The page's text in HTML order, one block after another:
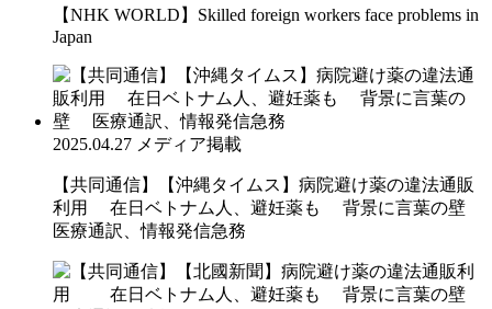
【NHK WORLD】Skilled foreign workers face problems in
Japan
2025.04.27 メディア掲載
【共同通信】【沖縄タイムス】病院避け薬の違法通販
利用 在日ベトナム人、避妊薬も 背景に言葉の壁
医療通訳、情報発信急務